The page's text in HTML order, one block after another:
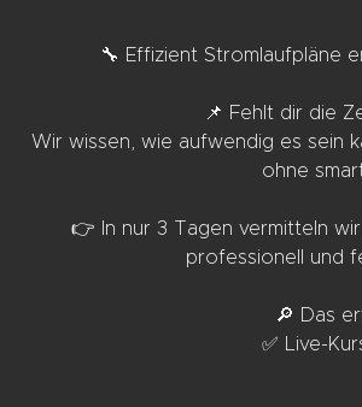
🔧 Effizient Stromlaufpläne
📌 Fehlt dir die
Wir wissen, wie aufwendig es sein
ohne
👉 In nur 3 Tagen vermitteln
professionell und
🔎 Das
✅ Live-